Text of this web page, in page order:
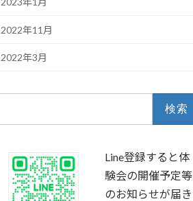
2022年11月
2022年3月
Line登録すると体
験会の開催予定等
のお知らせが届き